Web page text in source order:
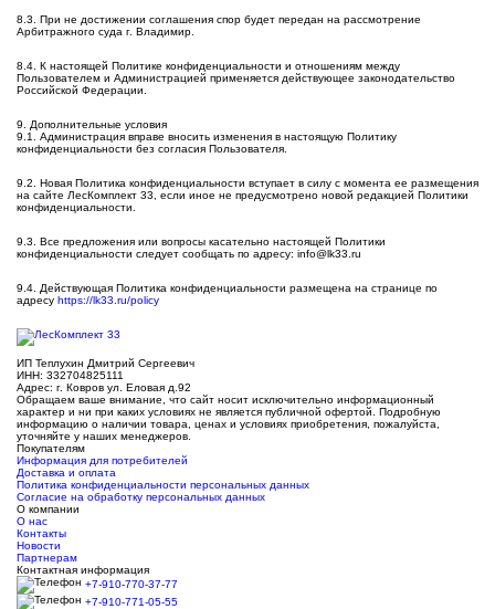
8.3. При не достижении соглашения спор будет передан на рассмотрение
Арбитражного суда г. Владимир.
8.4. К настоящей Политике конфиденциальности и отношениям между
Пользователем и Администрацией применяется действующее законодательство
Российской Федерации.
9. Дополнительные условия
9.1. Администрация вправе вносить изменения в настоящую Политику
конфиденциальности без согласия Пользователя.
9.2. Новая Политика конфиденциальности вступает в силу с момента ее размещения
на сайте ЛесКомплект 33, если иное не предусмотрено новой редакцией Политики
конфиденциальности.
9.3. Все предложения или вопросы касательно настоящей Политики
конфиденциальности следует сообщать по адресу: info@lk33.ru
9.4. Действующая Политика конфиденциальности размещена на странице по
адресу https://lk33.ru/policy
ИП Теплухин Дмитрий Сергеевич
ИНН: 332704825111
Адрес: г. Ковров ул. Еловая д.92
Обращаем ваше внимание, что сайт носит исключительно информационный
характер и ни при каких условиях не является публичной офертой. Подробную
информацию о наличии товара, ценах и условиях приобретения, пожалуйста,
уточняйте у наших менеджеров.
Покупателям
Информация для потребителей
Доставка и оплата
Политика конфиденциальности персональных данных
Согласие на обработку персональных данных
О компании
О нас
Контакты
Новости
Партнерам
Контактная информация
+7-910-770-37-77
+7-910-771-05-55